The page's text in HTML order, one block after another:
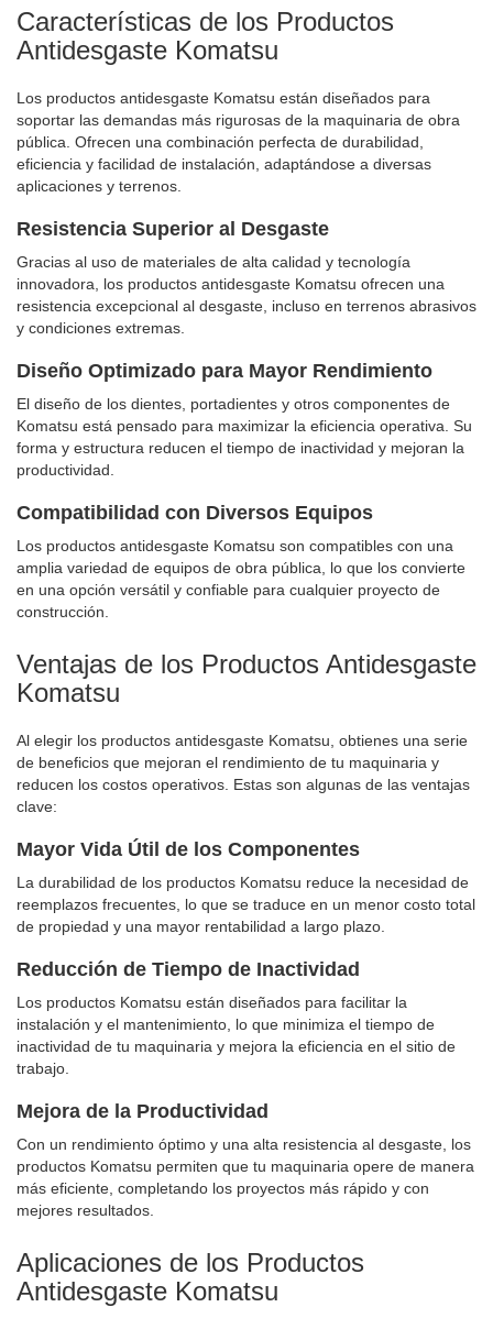
Características de los Productos
Antidesgaste Komatsu
Los productos antidesgaste Komatsu están diseñados para
soportar las demandas más rigurosas de la maquinaria de obra
pública. Ofrecen una combinación perfecta de durabilidad,
eficiencia y facilidad de instalación, adaptándose a diversas
aplicaciones y terrenos.
Resistencia Superior al Desgaste
Gracias al uso de materiales de alta calidad y tecnología
innovadora, los productos antidesgaste Komatsu ofrecen una
resistencia excepcional al desgaste, incluso en terrenos abrasivos
y condiciones extremas.
Diseño Optimizado para Mayor Rendimiento
El diseño de los dientes, portadientes y otros componentes de
Komatsu está pensado para maximizar la eficiencia operativa. Su
forma y estructura reducen el tiempo de inactividad y mejoran la
productividad.
Compatibilidad con Diversos Equipos
Los productos antidesgaste Komatsu son compatibles con una
amplia variedad de equipos de obra pública, lo que los convierte
en una opción versátil y confiable para cualquier proyecto de
construcción.
Ventajas de los Productos Antidesgaste
Komatsu
Al elegir los productos antidesgaste Komatsu, obtienes una serie
de beneficios que mejoran el rendimiento de tu maquinaria y
reducen los costos operativos. Estas son algunas de las ventajas
clave:
Mayor Vida Útil de los Componentes
La durabilidad de los productos Komatsu reduce la necesidad de
reemplazos frecuentes, lo que se traduce en un menor costo total
de propiedad y una mayor rentabilidad a largo plazo.
Reducción de Tiempo de Inactividad
Los productos Komatsu están diseñados para facilitar la
instalación y el mantenimiento, lo que minimiza el tiempo de
inactividad de tu maquinaria y mejora la eficiencia en el sitio de
trabajo.
Mejora de la Productividad
Con un rendimiento óptimo y una alta resistencia al desgaste, los
productos Komatsu permiten que tu maquinaria opere de manera
más eficiente, completando los proyectos más rápido y con
mejores resultados.
Aplicaciones de los Productos
Antidesgaste Komatsu